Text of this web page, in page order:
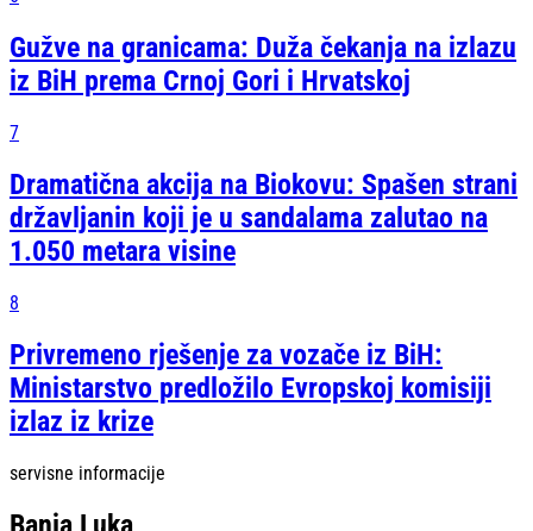
Gužve na granicama: Duža čekanja na izlazu
iz BiH prema Crnoj Gori i Hrvatskoj
7
Dramatična akcija na Biokovu: Spašen strani
državljanin koji je u sandalama zalutao na
1.050 metara visine
8
Privremeno rješenje za vozače iz BiH:
Ministarstvo predložilo Evropskoj komisiji
izlaz iz krize
servisne informacije